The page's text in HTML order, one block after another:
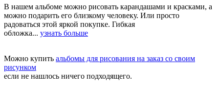
В нашем альбоме можно рисовать карандашами и красками, а
можно подарить его близкому человеку. Или просто
радоваться этой яркой покупке. Гибкая
обложка... узнать больше
Можно купить альбомы для рисования на заказ со своим
рисунком
если не нашлось ничего подходящего.